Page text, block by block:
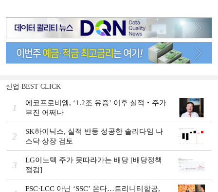
산업 BEST CLICK
1
에코프로비엠, ‘1.2조 유증’ 이후 실적‧주가
부진 어쩌나
2
SK하이닉스, 실적 반등 성공한 솔리다임 나
스닥 상장 검토
3
LG이노텍 주가 못따라가는 배당 [배당정책
점검]
FSC·LCC 아닌 ‘SSC’ 온다…트리니티항공,